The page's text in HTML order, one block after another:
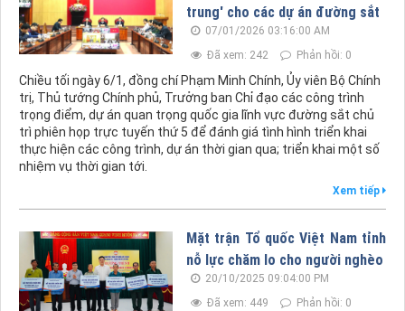
trung' cho các dự án đường sắt
07/01/2026 03:16:00 AM
Đã xem: 242
Phản hồi: 0
Chiều tối ngày 6/1, đồng chí Phạm Minh Chính, Ủy viên Bộ Chính
trị, Thủ tướng Chính phủ, Trưởng ban Chỉ đạo các công trình
trọng điểm, dự án quan trọng quốc gia lĩnh vực đường sắt chủ
trì phiên họp trực tuyến thứ 5 để đánh giá tình hình triển khai
thực hiện các công trình, dự án thời gian qua; triển khai một số
nhiệm vụ thời gian tới.
Xem tiếp
Mặt trận Tổ quốc Việt Nam tỉnh
nỗ lực chăm lo cho người nghèo
20/10/2025 09:04:00 PM
Đã xem: 449
Phản hồi: 0